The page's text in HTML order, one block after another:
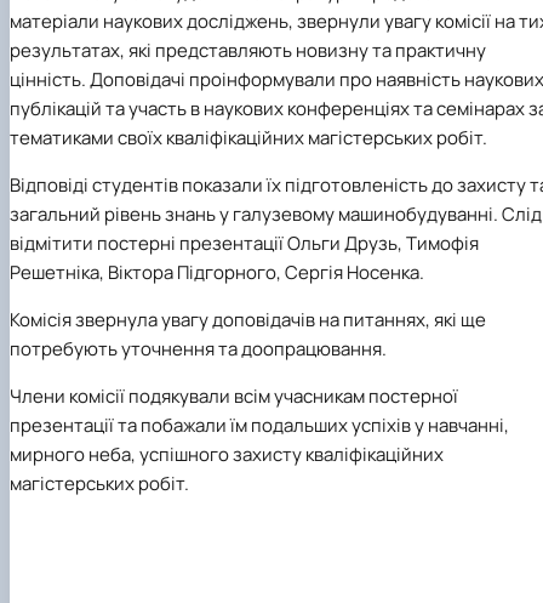
матеріали наукових досліджень, звернули увагу комісії на
результатах, які представляють новизну та практичну
цінність. Доповідачі проінформували про наявність наукових
публікацій та участь в наукових конференціях та семінарах
тематиками своїх кваліфікаційних магістерських робіт.
Відповіді студентів показали їх підготовленість до захисту
загальний рівень знань у галузевому машинобудуванні. Слід
відмітити постерні презентаціїОльги Друзь,Тимофія
Решетніка, Віктора Підгорного,Сергія Носенка.
Комісія звернула увагу доповідачів на питаннях, які ще
потребують уточнення та доопрацювання.
Члени комісії подякували всім учасникам постерної
презентації та побажали їм подальших успіхів у навчанні,
мирного неба, успішного захисту кваліфікаційних
магістерських робіт.